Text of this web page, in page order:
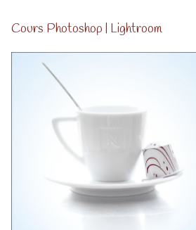
Cours Photoshop | Lightroom